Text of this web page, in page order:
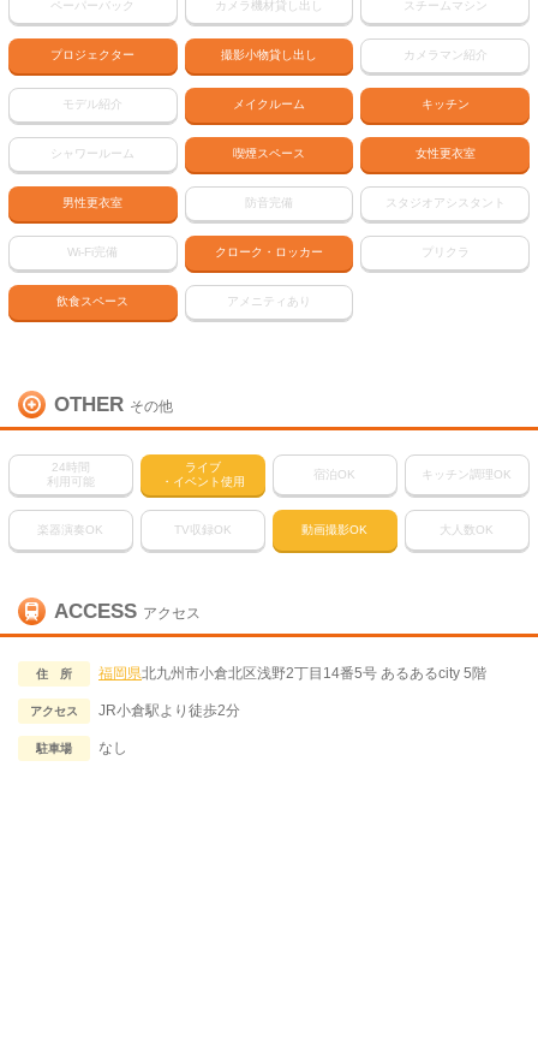
ペーパーバック カメラ機材貸し出し スチームマシン
プロジェクター 撮影小物貸し出し カメラマン紹介
モデル紹介 メイクルーム キッチン
シャワールーム 喫煙スペース 女性更衣室
男性更衣室 防音完備 スタジオアシスタント
Wi-Fi完備 クローク・ロッカー プリクラ
飲食スペース アメニティあり
OTHER その他
24時間
利用可能
ライブ
・イベント使用
宿泊OK キッチン調理OK
楽器演奏OK TV収録OK 動画撮影OK 大人数OK
ACCESS アクセス
住 所 福岡県北九州市小倉北区浅野2丁目14番5号 あるあるcity 5階
アクセス JR小倉駅より徒歩2分
駐車場 なし